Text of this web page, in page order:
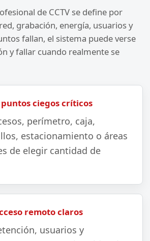
de CCTV se define por
grabación, energía, usuarios y
fallan, el sistema puede verse
y fallar cuando realmente se
ciegos críticos
perímetro, caja,
estacionamiento o áreas
de elegir cantidad de
remoto claros
usuarios y